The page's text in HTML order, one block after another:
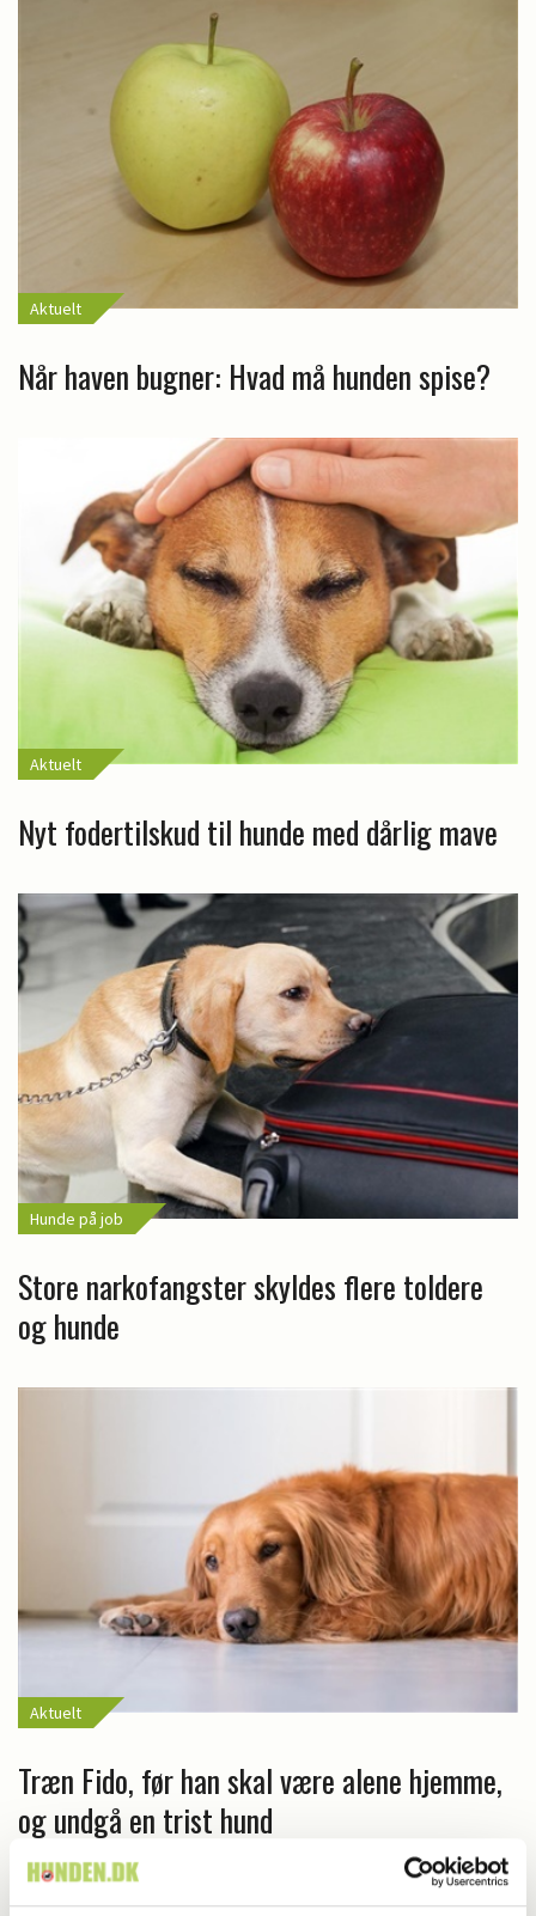
Aktuelt
Når haven bugner: Hvad må hunden spise?
Aktuelt
Nyt fodertilskud til hunde med dårlig mave
Hunde på job
Store narkofangster skyldes flere toldere
og hunde
Aktuelt
Træn Fido, før han skal være alene hjemme,
og undgå en trist hund